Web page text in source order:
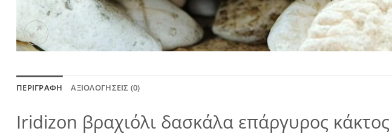
ΠΕΡΙΓΡΑΦΉ ΑΞΙΟΛΟΓΉΣΕΙΣ (0)
Iridizon βραχιόλι δασκάλα επάργυρος κάκτος